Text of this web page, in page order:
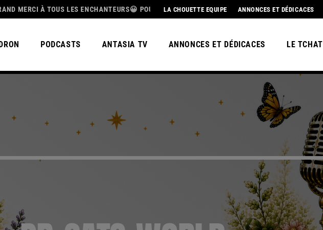
TOUS LES ENCHANTEURS😀 POUR CETTE MAGNIFIQUE SAISON 3, BEL ÉTÉ À TOUS !
LA CHOUETTE EQUIPE ANNONCES ET DÉDICACES
PODCASTS ANTASIA TV ANNONCES ET DÉDICACES LE TCHAT